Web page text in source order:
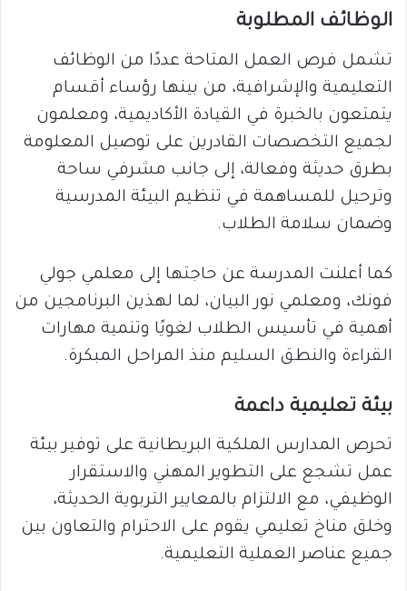
الوظائف المطلوبة
تشمل فرص العمل المتاحة عددًا من الوظائف
التعليمية والإشرافية، من بينها رؤساء أقسام
يتمتعون بالخبرة في القيادة الأكاديمية، ومعلمون
لجميع التخصصات القادرين على توصيل المعلومة
بطرق حديثة وفعالة، إلى جانب مشرفي ساحة
وترحيل للمساهمة في تنظيم البيئة المدرسية
وضمان سلامة الطلاب.
كما أعلنت المدرسة عن حاجتها إلى معلمي جولي
فونك، ومعلمي نور البيان، لما لهذين البرنامجين من
أهمية في تأسيس الطلاب لغويًا وتنمية مهارات
القراءة والنطق السليم منذ المراحل المبكرة.
بيئة تعليمية داعمة
تحرص المدارس الملكية البريطانية على توفير بيئة
عمل تشجع على التطوير المهني والاستقرار
الوظيفي، مع الالتزام بالمعايير التربوية الحديثة،
وخلق مناخ تعليمي يقوم على الاحترام والتعاون بين
جميع عناصر العملية التعليمية.